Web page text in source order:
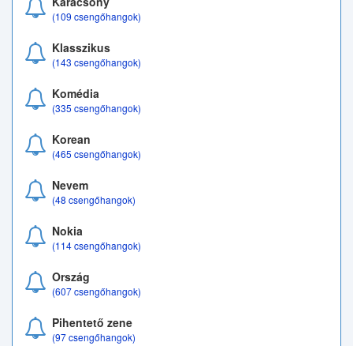
(109 csengőhangok)
Klasszikus
(143 csengőhangok)
Komédia
(335 csengőhangok)
Korean
(465 csengőhangok)
Nevem
(48 csengőhangok)
Nokia
(114 csengőhangok)
Ország
(607 csengőhangok)
Pihentető zene
(97 csengőhangok)